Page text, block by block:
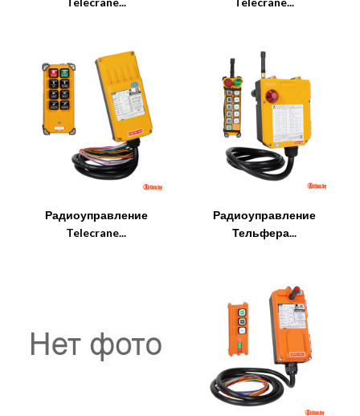
Радиоуправление
Telecrane...
Радиоуправление
Тельфера...